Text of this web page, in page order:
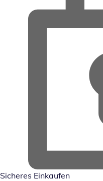
Sicheres Einkaufen